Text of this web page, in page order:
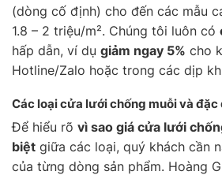
(dòng cố định) cho đến các mẫu
1.8 – 2 triệu/m². Chúng tôi luôn có
hấp dẫn, ví dụ giảm ngay 5% cho
Hotline/Zalo hoặc trong các dịp
Các loại cửa lưới chống muỗi và
Để hiểu rõ vì sao giá cửa lưới
biệt giữa các loại, quý khách cần
của từng dòng sản phẩm. Hoàng